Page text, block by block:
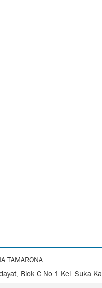
TAMARONA
Blok C No.1 Kel. Suka